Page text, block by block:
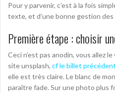
Pour y parvenir, c’est à la fois
texte, et d’une bonne gestion des
Première étape : choisir
Ceci n’est pas anodin, vous allez
site unsplash, cf le billet précédent
elle est très claire. Le blanc de
paraître fade. Sur une photo plus